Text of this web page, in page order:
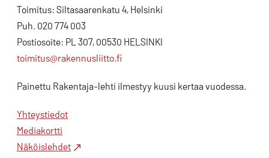
Toimitus: Siltasaarenkatu 4, Helsinki
Puh. 020 774 003
Postiosoite: PL 307, 00530 HELSINKI
toimitus@rakennusliitto.fi
Painettu Rakentaja-lehti ilmestyy kuusi kertaa vuodessa.
Yhteystiedot
Mediakortti
Näköislehdet